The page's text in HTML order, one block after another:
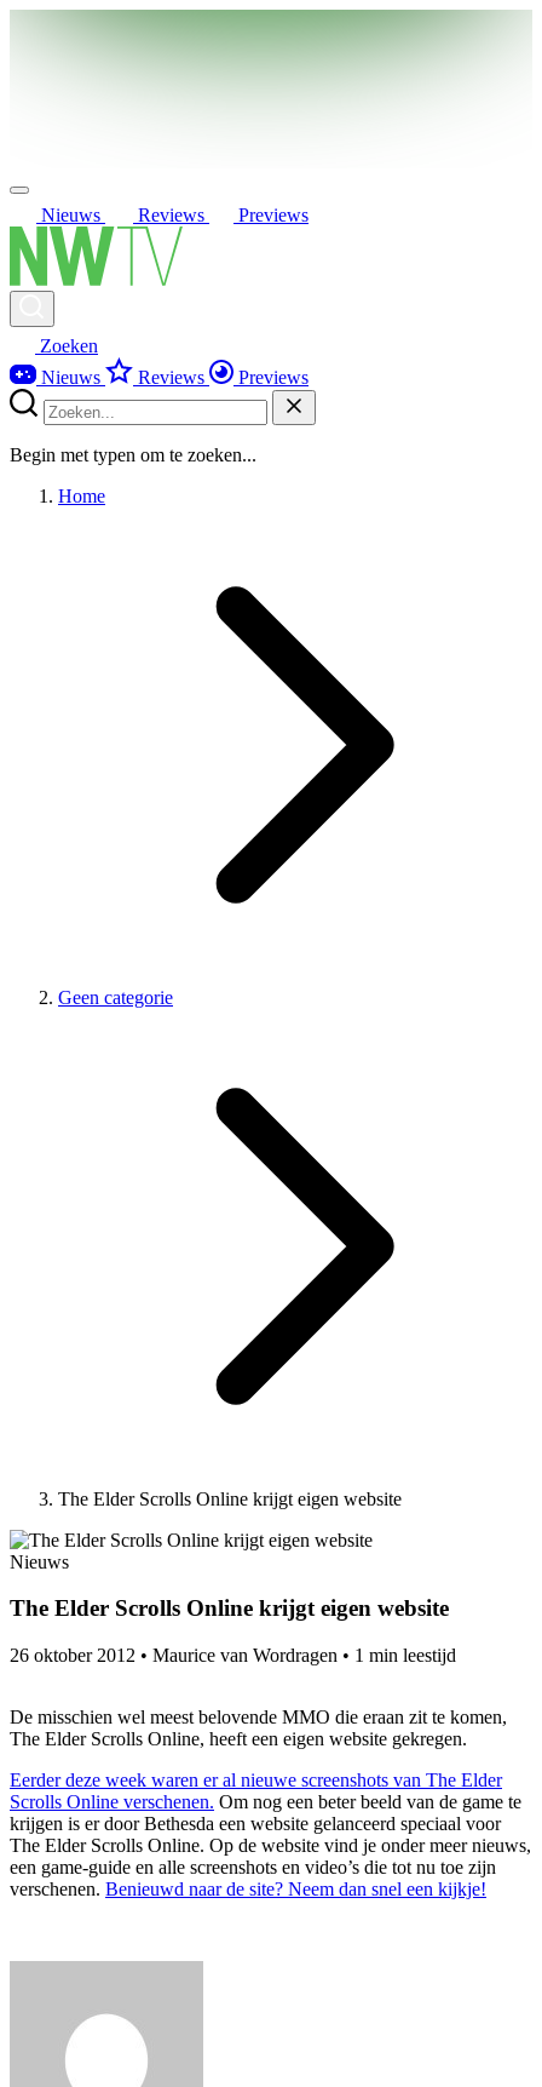
Nieuws Reviews Previews
Zoeken
Nieuws
Reviews Previews
Begin met typen om te zoeken...
Home
Geen categorie
The Elder Scrolls Online krijgt eigen website
Nieuws
The Elder Scrolls Online krijgt eigen website
26 oktober 2012 • Maurice van Wordragen • 1 min leestijd
De misschien wel meest belovende MMO die eraan zit te komen,
The Elder Scrolls Online, heeft een eigen website gekregen.
Eerder deze week waren er al nieuwe screenshots van The Elder
Scrolls Online verschenen. Om nog een beter beeld van de game te
krijgen is er door Bethesda een website gelanceerd speciaal voor
The Elder Scrolls Online. Op de website vind je onder meer nieuws,
een game-guide en alle screenshots en video’s die tot nu toe zijn
verschenen. Benieuwd naar de site? Neem dan snel een kijkje!